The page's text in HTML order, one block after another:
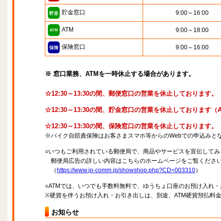
貯金窓口 9:00～16:00
ATM 9:00～18:00
保険窓口 9:00～16:00
※ 窓口業務、ATMを一時休止する場合があります。
☆12:30～13:30の間、郵便窓口の営業を休止しております。
☆12:30～13:30の間、貯金窓口の営業を休止しております（
☆12:30～13:30の間、保険窓口の営業を休止しております。
※バイク自賠責保険はお客さまスマホ等からのWebでの申込みと
○いつもご利用されている郵便局で、商品やサービスを宣伝して
郵便局広告の詳しい内容はこちらのホームページをご覧くださ
（ https://www.jp-comm.jp/showshop.php?CD=003310）
○ATMでは、いつでも手数料無料で、ゆうちょ口座のお預け入れ
※硬貨を伴うお預け入れ・お引き出しは、別途、ATM硬貨預払料
お知らせ